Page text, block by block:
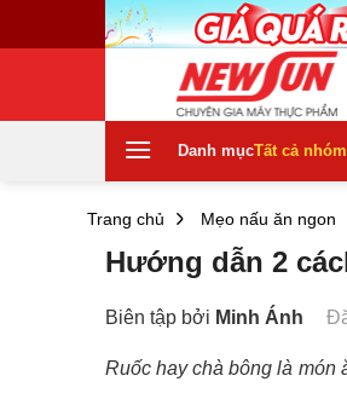
to
Tất cả
Danh mục
Trang chủ Mẹo nấu ăn ngon
Hướng dẫn 2
Biên tập bởi Minh Ánh
Ruốc hay chà bông là món